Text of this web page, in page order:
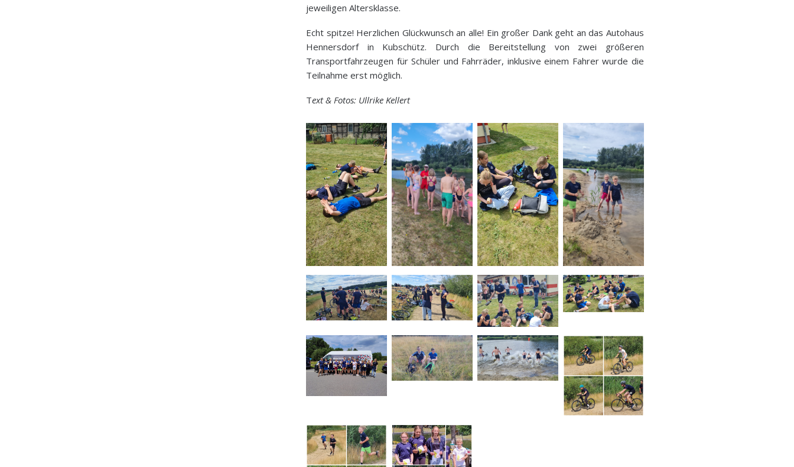
jeweiligen Altersklasse.
Echt spitze! Herzlichen Glückwunsch an alle! Ein großer Dank geht an das Autohaus
Hennersdorf in Kubschütz. Durch die Bereitstellung von zwei größeren
Transportfahrzeugen für Schüler und Fahrräder, inklusive einem Fahrer wurde die
Teilnahme erst möglich.
Text & Fotos: Ullrike Kellert